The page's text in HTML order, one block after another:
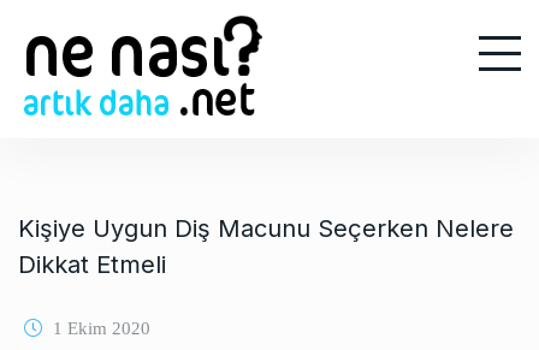
Kişiye Uygun Diş Macunu Seçerken Nelere
Dikkat Etmeli
1 Ekim 2020